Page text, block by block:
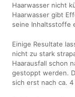
Haarwasser nicht
Haarwasser gibt
seine Inhaltsstoffe
Einige Resultate
nicht zu stark
Haarausfall schon
gestoppt werden.
sich erst nach ca.